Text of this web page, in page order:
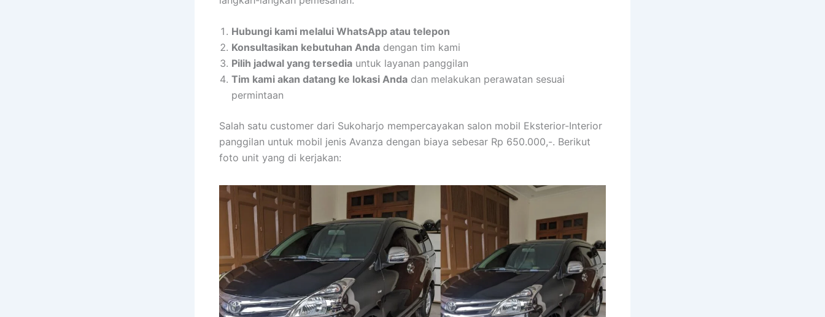
Hubungi kami melalui WhatsApp atau telepon
Konsultasikan kebutuhan Anda dengan tim kami
Pilih jadwal yang tersedia untuk layanan panggilan
Tim kami akan datang ke lokasi Anda dan melakukan perawatan sesuai
permintaan
Salah satu customer dari Sukoharjo mempercayakan salon mobil Eksterior-Interior
panggilan untuk mobil jenis Avanza dengan biaya sebesar Rp 650.000,-. Berikut
foto unit yang di kerjakan: